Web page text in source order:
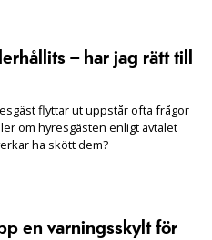
– har jag rätt till
flyttar ut uppstår ofta frågor
om hyresgästen enligt avtalet
ha skött dem?
en varningsskylt för